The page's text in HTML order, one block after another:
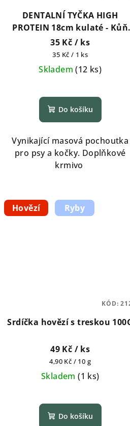
DENTALNÍ TYČKA HIGH
PROTEIN 18cm kulaté - Kůň
1ks
35 Kč / ks
Měrná
cena:
35 Kč / 1 ks
Skladem(12 ks)
Do košíku
Vynikající masová pochoutka
pro psy a kočky. Doplňkové
krmivo
Hovězí Ryby
Srdíčka hovězí s treskou
49 Kč / ks
Měrná
cena:
4,90 Kč / 10 g
Skladem(1 ks)
Do košíku
KÓD: